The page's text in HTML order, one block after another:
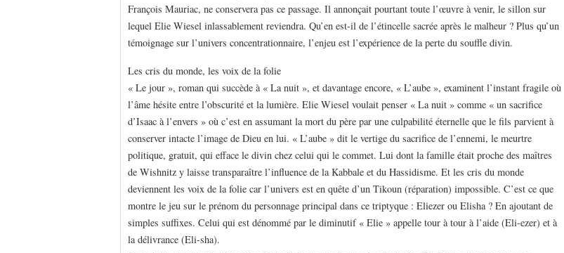
François Mauriac, ne conservera pas ce passage. Il annonçait pourtant toute l’œuvre à venir, le sillon sur
lequel Elie Wiesel inlassablement reviendra. Qu’en est-il de l’étincelle sacrée après le malheur ? Plus qu’un
témoignage sur l’univers concentrationnaire, l’enjeu est l’expérience de la perte du souffle divin.
Les cris du monde, les voix de la folie
« Le jour », roman qui succède à « La nuit », et davantage encore, « L’aube », examinent l’instant fragile où
l’âme hésite entre l’obscurité et la lumière. Elie Wiesel voulait penser « La nuit » comme « un sacrifice
d’Isaac à l’envers » où c’est en assumant la mort du père par une culpabilité éternelle que le fils parvient à
conserver intacte l’image de Dieu en lui. « L’aube » dit le vertige du sacrifice de l’ennemi, le meurtre
politique, gratuit, qui efface le divin chez celui qui le commet. Lui dont la famille était proche des maîtres
de Wishnitz y laisse transparaître l’influence de la Kabbale et du Hassidisme. Et les cris du monde
deviennent les voix de la folie car l’univers est en quête d’un Tikoun (réparation) impossible. C’est ce que
montre le jeu sur le prénom du personnage principal dans ce triptyque : Eliezer ou Elisha ? En ajoutant de
simples suffixes. Celui qui est dénommé par le diminutif « Elie » appelle tour à tour à l’aide (Eli-ezer) et à
la délivrance (Eli-sha).